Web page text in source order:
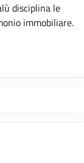
disciplina le
immobiliare.